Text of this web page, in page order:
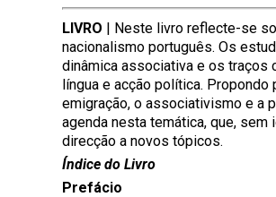
LIVRO | Neste livro reflecte-se
nacionalismo português. Os
dinâmica associativa e os traços
língua e acção política.
emigração, o associativismo e a
agenda nesta temática, que,
direcção a novos tópicos.
Índice do Livro
Prefácio